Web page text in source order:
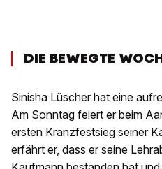
DIE BEWEGTE
Sinisha Lüscher hat eine
Am Sonntag feiert er beim
ersten Kranzfestsieg seiner
erfährt er, dass er seine